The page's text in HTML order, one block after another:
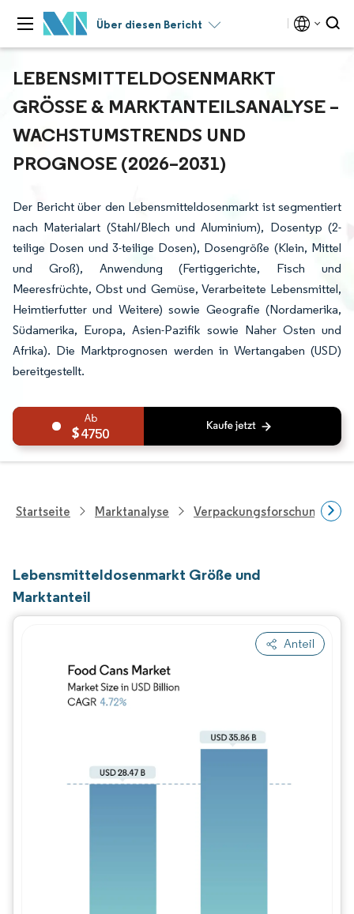
Über diesen Bericht
LEBENSMITTELDOSENMARKT
GRÖSSE & MARKTANTEILSANALYSE – W
ACHSTUMSTRENDS UND P
ROGNOSE (2026–2031)
Der Bericht über den Lebensmitteldosenmarkt ist segmentiert
nach Materialart (Stahl/Blech und Aluminium), Dosentyp (2-
teilige Dosen und 3-teilige Dosen), Dosengröße (Klein, Mittel
und Groß), Anwendung (Fertiggerichte, Fisch und
Meeresfrüchte, Obst und Gemüse, Verarbeitete Lebensmittel,
Heimtierfutter und Weitere) sowie Geografie (Nordamerika,
Südamerika, Europa, Asien-Pazifik sowie Naher Osten und
Afrika). Die Marktprognosen werden in Wertangaben (USD)
bereitgestellt.
4750
Startseite Marktanalyse Verpackungsforschung
Lebensmitteldosenmarkt Größe und
Marktanteil
Anteil